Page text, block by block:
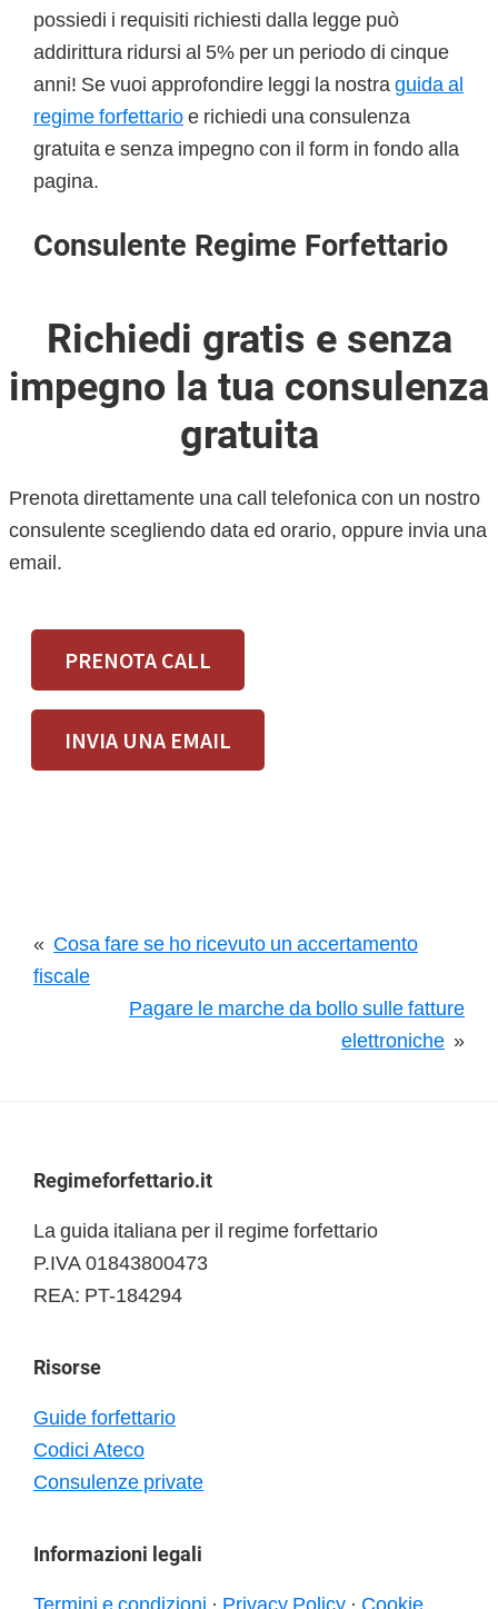
possiedi i requisiti richiesti dalla legge può
addirittura ridursi al 5% per un periodo di cinque
anni! Se vuoi approfondire leggi la nostra guida al
regime forfettarioe richiedi una consulenza
gratuita e senza impegno con il form in fondo alla
pagina.
Consulente Regime Forfettario
Richiedi gratis e senza
impegno la tua consulenza
gratuita
Prenota direttamente una call telefonica con un nostro
consulente scegliendo data ed orario, oppure invia una
email.
PRENOTA CALL
INVIA UNA EMAIL
« Cosa fare se ho ricevuto un accertamento
fiscale
Pagare le marche da bollo sulle fatture
elettroniche »
Footer
Regimeforfettario.it
La guida italiana per il regime forfettario
P.IVA 01843800473
REA: PT-184294
Risorse
Guide forfettario
Codici Ateco
Consulenze private
Informazioni legali
Termini e condizioni · Privacy Policy · Cookie